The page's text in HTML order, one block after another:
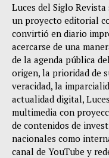
Luces del Siglo
un proyecto editorial
convirtió en diario
acercarse de una
de la agenda pública
origen, la prioridad de
veracidad, la
actualidad digital,
multimedia con
de contenidos de
nacionales como
canal de YouTube y